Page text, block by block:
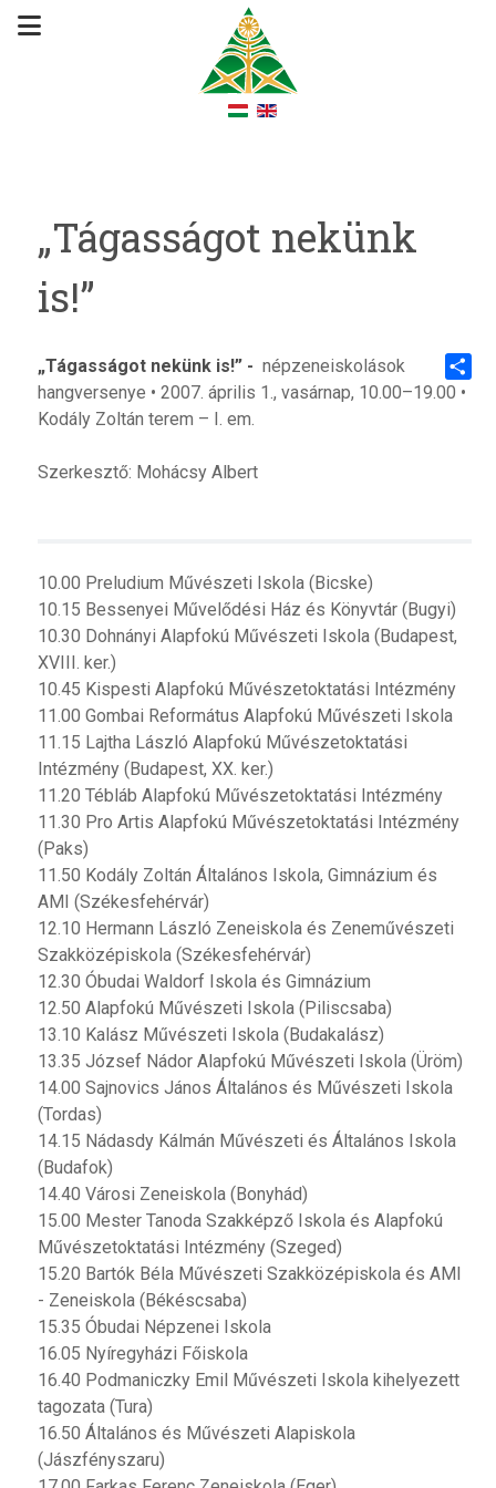
„Tágasságot nekünk
is!”
Share
„Tágasságot nekünk is!” - népzeneiskolások
hangversenye • 2007. április 1., vasárnap, 10.00–19.00 •
Kodály Zoltán terem – I. em.
Szerkesztő: Mohácsy Albert
10.00 Preludium Művészeti Iskola (Bicske)
10.15 Bessenyei Művelődési Ház és Könyvtár (Bugyi)
10.30 Dohnányi Alapfokú Művészeti Iskola (Budapest,
XVIII. ker.)
10.45 Kispesti Alapfokú Művészetoktatási Intézmény
11.00 Gombai Református Alapfokú Művészeti Iskola
11.15 Lajtha László Alapfokú Művészetoktatási
Intézmény (Budapest, XX. ker.)
11.20 Tébláb Alapfokú Művészetoktatási Intézmény
11.30 Pro Artis Alapfokú Művészetoktatási Intézmény
(Paks)
11.50 Kodály Zoltán Általános Iskola, Gimnázium és
AMI (Székesfehérvár)
12.10 Hermann László Zeneiskola és Zeneművészeti
Szakközépiskola (Székesfehérvár)
12.30 Óbudai Waldorf Iskola és Gimnázium
12.50 Alapfokú Művészeti Iskola (Piliscsaba)
13.10 Kalász Művészeti Iskola (Budakalász)
13.35 József Nádor Alapfokú Művészeti Iskola (Üröm)
14.00 Sajnovics János Általános és Művészeti Iskola
(Tordas)
14.15 Nádasdy Kálmán Művészeti és Általános Iskola
(Budafok)
14.40 Városi Zeneiskola (Bonyhád)
15.00 Mester Tanoda Szakképző Iskola és Alapfokú
Művészetoktatási Intézmény (Szeged)
15.20 Bartók Béla Művészeti Szakközépiskola és AMI
- Zeneiskola (Békéscsaba)
15.35 Óbudai Népzenei Iskola
16.05 Nyíregyházi Főiskola
16.40 Podmaniczky Emil Művészeti Iskola kihelyezett
tagozata (Tura)
16.50 Általános és Művészeti Alapiskola
(Jászfényszaru)